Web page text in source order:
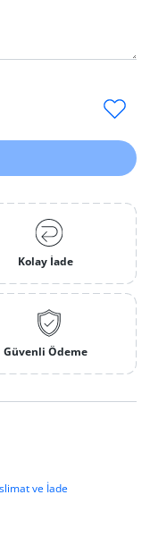
Yıkama Makinesi 10
10 Lt Default
Kolay İade
Güvenli Ödeme
ve İade